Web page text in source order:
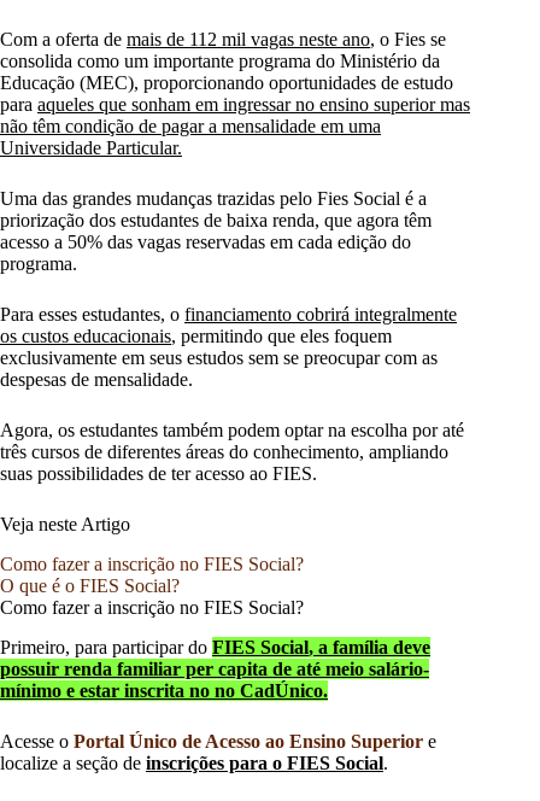
Com a oferta de mais de 112 mil vagas neste ano, o Fies se
consolida como um importante programa do Ministério da
Educação (MEC), proporcionando oportunidades de estudo
para aqueles que sonham em ingressar no ensino superior mas
não têm condição de pagar a mensalidade em uma
Universidade Particular.
Uma das grandes mudanças trazidas pelo Fies Social é a
priorização dos estudantes de baixa renda, que agora têm
acesso a 50% das vagas reservadas em cada edição do
programa.
Para esses estudantes, o financiamento cobrirá integralmente
os custos educacionais, permitindo que eles foquem
exclusivamente em seus estudos sem se preocupar com as
despesas de mensalidade.
Agora, os estudantes também podem optar na escolha por até
três cursos de diferentes áreas do conhecimento, ampliando
suas possibilidades de ter acesso ao FIES.
Veja neste Artigo
Como fazer a inscrição no FIES Social?
O que é o FIES Social?
Como fazer a inscrição no FIES Social?
Primeiro, para participar do FIES Social, a família deve
possuir renda familiar per capita de até meio salário-
mínimo e estar inscrita no no CadÚnico.
Acesse o Portal Único de Acesso ao Ensino Superior e
localize a seção de inscrições para o FIES Social.